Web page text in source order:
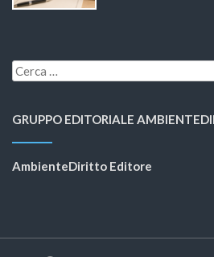
GRUPPO EDITORIALE
AmbienteDiritto Editore